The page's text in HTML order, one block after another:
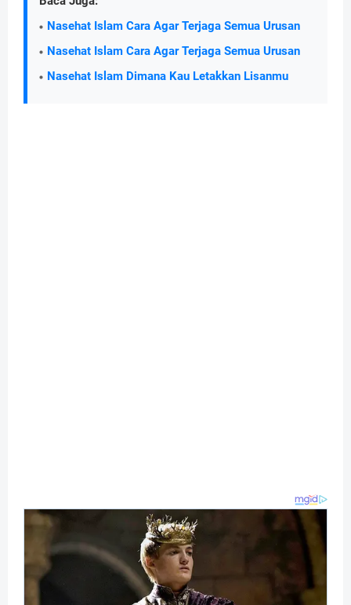
Nasehat Islam Cara Agar Terjaga Semua Urusan
Nasehat Islam Cara Agar Terjaga Semua Urusan
Nasehat Islam Dimana Kau Letakkan Lisanmu